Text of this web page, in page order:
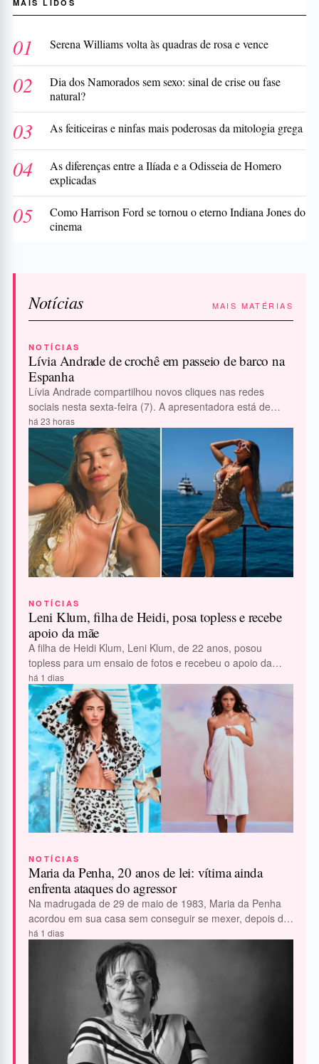
MAIS LIDOS
Serena Williams volta às quadras de rosa e vence
Dia dos Namorados sem sexo: sinal de crise ou fase
natural?
As feiticeiras e ninfas mais poderosas da mitologia grega
As diferenças entre a Ilíada e a Odisseia de Homero
explicadas
Como Harrison Ford se tornou o eterno Indiana Jones do
cinema
Notícias MAIS MATÉRIAS
NOTÍCIAS
Lívia Andrade de crochê em passeio de barco na
Espanha
Lívia Andrade compartilhou novos cliques nas redes
sociais nesta sexta-feira (7). A apresentadora está de
férias na Espanha e apareceu poderosa durante…
há 23 horas
NOTÍCIAS
Leni Klum, filha de Heidi, posa topless e recebe
apoio da mãe
A filha de Heidi Klum, Leni Klum, de 22 anos, posou
topless para um ensaio de fotos e recebeu o apoio da…
há 1 dias
NOTÍCIAS
Maria da Penha, 20 anos de lei: vítima ainda
enfrenta ataques do agressor
Na madrugada de 29 de maio de 1983, Maria da Penha
acordou em sua casa sem conseguir se mexer, depois de
levar…
há 1 dias